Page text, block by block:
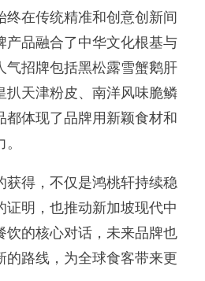
终在传统精准和创意创新间
产品融合了中华文化根基与
气招牌包括黑松露雪蟹鹅肝
扒天津粉皮、南洋风味脆鳞
都体现了品牌用新颖食材和
获得，不仅是鸿桃轩持续稳
证明，也推动新加坡现代中
饮的核心对话，未来品牌也
的路线，为全球食客带来更